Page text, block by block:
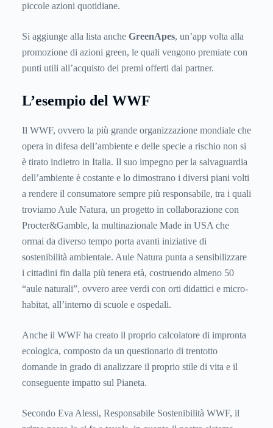
piccole azioni quotidiane.
Si aggiunge alla lista anche GreenApes, un’app volta alla
promozione di azioni green, le quali vengono premiate con
punti utili all’acquisto dei premi offerti dai partner.
L’esempio del WWF
Il WWF, ovvero la più grande organizzazione mondiale che
opera in difesa dell’ambiente e delle specie a rischio non si
è tirato indietro in Italia. Il suo impegno per la salvaguardia
dell’ambiente è costante e lo dimostrano i diversi piani volti
a rendere il consumatore sempre più responsabile, tra i quali
troviamo Aule Natura, un progetto in collaborazione con
Procter&Gamble, la multinazionale Made in USA che
ormai da diverso tempo porta avanti iniziative di
sostenibilità ambientale. Aule Natura punta a sensibilizzare
i cittadini fin dalla più tenera età, costruendo almeno 50
“aule naturali”, ovvero aree verdi con orti didattici e micro-
habitat, all’interno di scuole e ospedali.
Anche il WWF ha creato il proprio calcolatore di impronta
ecologica, composto da un questionario di trentotto
domande in grado di analizzare il proprio stile di vita e il
conseguente impatto sul Pianeta.
Secondo Eva Alessi, Responsabile Sostenibilità WWF, il